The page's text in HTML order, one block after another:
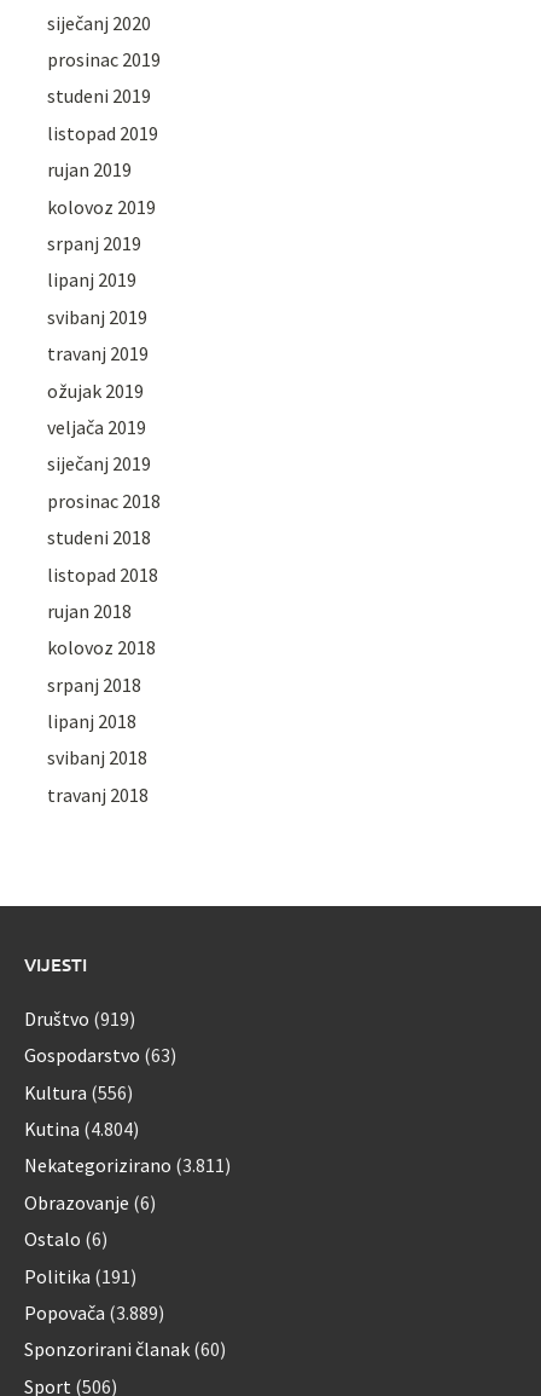
siječanj 2020
prosinac 2019
studeni 2019
listopad 2019
rujan 2019
kolovoz 2019
srpanj 2019
lipanj 2019
svibanj 2019
travanj 2019
ožujak 2019
veljača 2019
siječanj 2019
prosinac 2018
studeni 2018
listopad 2018
rujan 2018
kolovoz 2018
srpanj 2018
lipanj 2018
svibanj 2018
travanj 2018
VIJESTI
Društvo (919)
Gospodarstvo (63)
Kultura (556)
Kutina (4.804)
Nekategorizirano (3.811)
Obrazovanje (6)
Ostalo (6)
Politika (191)
Popovača (3.889)
Sponzorirani članak (60)
Sport (506)